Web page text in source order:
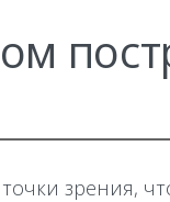
зрения,